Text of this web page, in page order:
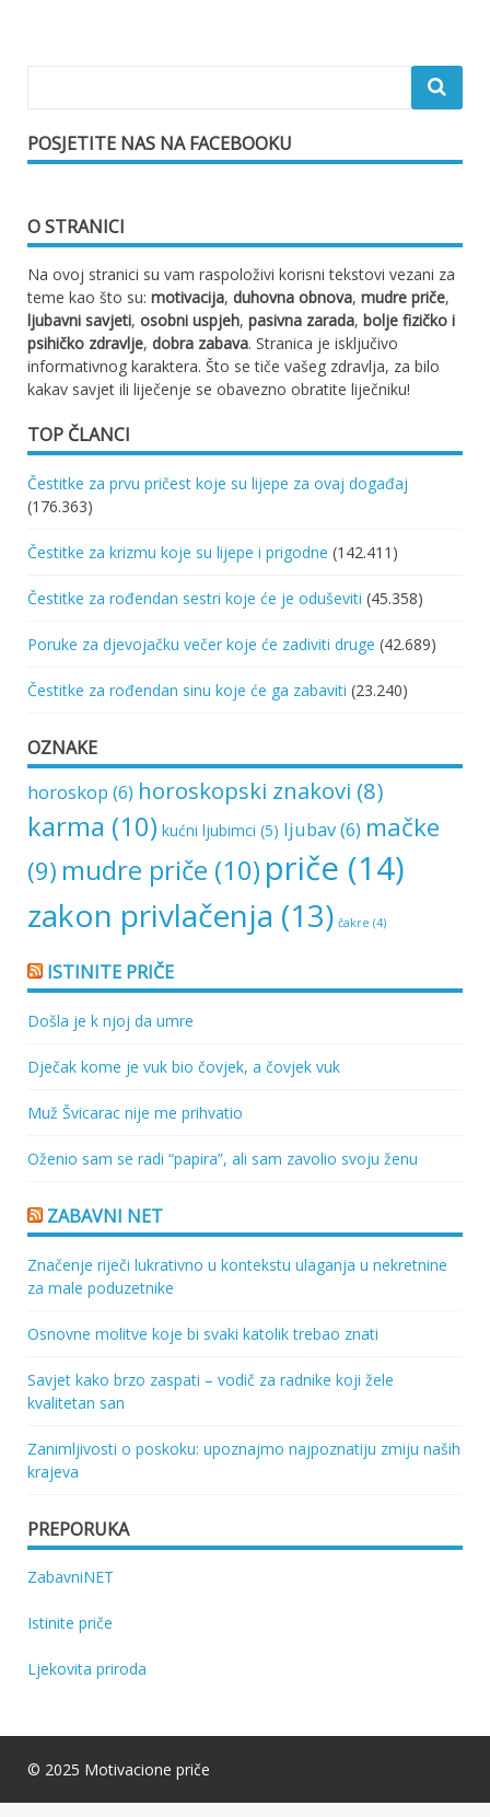
POSJETITE NAS NA FACEBOOKU
O STRANICI
Na ovoj stranici su vam raspoloživi korisni tekstovi vezani za
teme kao što su: motivacija, duhovna obnova, mudre priče,
ljubavni savjeti, osobni uspjeh, pasivna zarada, bolje fizičko i
psihičko zdravlje, dobra zabava. Stranica je isključivo
informativnog karaktera. Što se tiče vašeg zdravlja, za bilo
kakav savjet ili liječenje se obavezno obratite liječniku!
TOP ČLANCI
Čestitke za prvu pričest koje su lijepe za ovaj događaj
(176.363)
Čestitke za krizmu koje su lijepe i prigodne (142.411)
Čestitke za rođendan sestri koje će je oduševiti (45.358)
Poruke za djevojačku večer koje će zadiviti druge (42.689)
Čestitke za rođendan sinu koje će ga zabaviti (23.240)
OZNAKE
horoskop (6) horoskopski znakovi (8)
karma (10) kućni ljubimci (5) ljubav(6) mačke
(9) mudre priče (10) priče (14)
zakon privlačenja (13) čakre (4)
ISTINITE PRIČE
Došla je k njoj da umre
Dječak kome je vuk bio čovjek, a čovjek vuk
Muž Švicarac nije me prihvatio
Oženio sam se radi “papira”, ali sam zavolio svoju ženu
ZABAVNI NET
Značenje riječi lukrativno u kontekstu ulaganja u nekretnine
za male poduzetnike
Osnovne molitve koje bi svaki katolik trebao znati
Savjet kako brzo zaspati – vodič za radnike koji žele
kvalitetan san
Zanimljivosti o poskoku: upoznajmo najpoznatiju zmiju naših
krajeva
PREPORUKA
ZabavniNET
Istinite priče
Ljekovita priroda
© 2025 Motivacione priče